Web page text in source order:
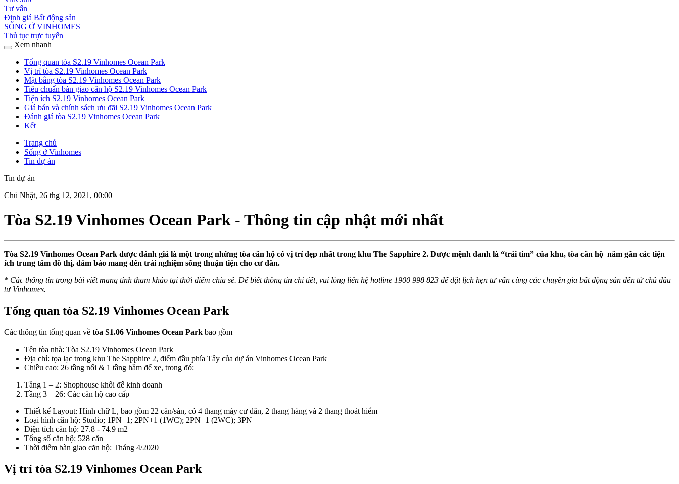
Tư vấn
Định giá Bất động sản
SỐNG Ở VINHOMES
Thủ tục trực tuyến
Xem nhanh
Tổng quan tòa S2.19 Vinhomes Ocean Park
Vị trí tòa S2.19 Vinhomes Ocean Park
Mặt bằng tòa S2.19 Vinhomes Ocean Park
Tiêu chuẩn bàn giao căn hộ S2.19 Vinhomes Ocean Park
Tiện ích S2.19 Vinhomes Ocean Park
Giá bán và chính sách ưu đãi S2.19 Vinhomes Ocean Park
Đánh giá tòa S2.19 Vinhomes Ocean Park
Kết
Trang chủ
Sống ở Vinhomes
Tin dự án
Tin dự án
Chủ Nhật, 26 thg 12, 2021, 00:00
Tòa S2.19 Vinhomes Ocean Park - Thông tin cập nhật mới nhất
Tòa S2.19 Vinhomes Ocean Park được đánh giá là một trong những tòa căn hộ có vị trí đẹp nhất trong khu The Sapphire 2. Được mệnh danh là “trái tim” của khu, tòa căn hộ nằm gần các tiện
ích trung tâm đô thị, đảm bảo mang đến trải nghiệm sống thuận tiện cho cư dân.
* Các thông tin trong bài viết mang tính tham khảo tại thời điểm chia sẻ. Để biết thông tin chi tiết, vui lòng liên hệ hotline 1900 998 823 để đặt lịch hẹn tư vấn cùng các chuyên gia bất động sản đến từ chủ đầu
tư Vinhomes.
Tổng quan tòa S2.19 Vinhomes Ocean Park
Các thông tin tổng quan về tòa S1.06 Vinhomes Ocean Park bao gồm
Tên tòa nhà: Tòa S2.19 Vinhomes Ocean Park
Địa chỉ: tọa lạc trong khu The Sapphire 2, điểm đầu phía Tây của dự án Vinhomes Ocean Park
Chiều cao: 26 tầng nổi & 1 tầng hầm để xe, trong đó:
Tầng 1 – 2: Shophouse khối đế kinh doanh
Tầng 3 – 26: Các căn hộ cao cấp
Thiết kế Layout: Hình chữ L, bao gồm 22 căn/sàn, có 4 thang máy cư dân, 2 thang hàng và 2 thang thoát hiểm
Loại hình căn hộ: Studio; 1PN+1; 2PN+1 (1WC); 2PN+1 (2WC); 3PN
Diện tích căn hộ: 27.8 - 74.9 m2
Tổng số căn hộ: 528 căn
Thời điểm bàn giao căn hộ: Tháng 4/2020
Vị trí tòa S2.19 Vinhomes Ocean Park